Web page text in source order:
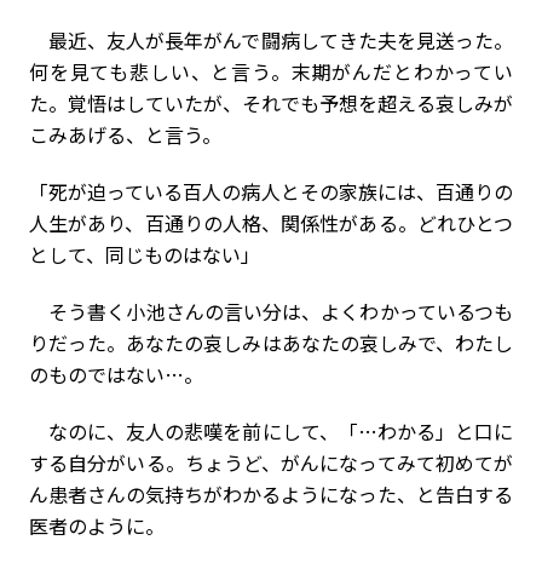
最近、友人が長年がんで闘病してきた夫を見送った。
何を見ても悲しい、と言う。末期がんだとわかってい
た。覚悟はしていたが、それでも予想を超える哀しみが
こみあげる、と言う。
「死が迫っている百人の病人とその家族には、百通りの
人生があり、百通りの人格、関係性がある。どれひとつ
として、同じものはない」
そう書く小池さんの言い分は、よくわかっているつも
りだった。あなたの哀しみはあなたの哀しみで、わたし
のものではない…。
なのに、友人の悲嘆を前にして、「…わかる」と口に
する自分がいる。ちょうど、がんになってみて初めてが
ん患者さんの気持ちがわかるようになった、と告白する
医者のように。